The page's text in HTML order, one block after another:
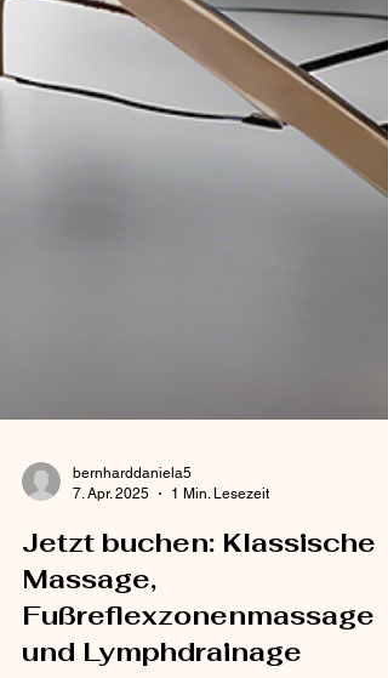
7. Apr. 2025
1 Min. Lesezeit
Jetzt buchen: Klassische
Massage,
Fußreflexzonenmassage